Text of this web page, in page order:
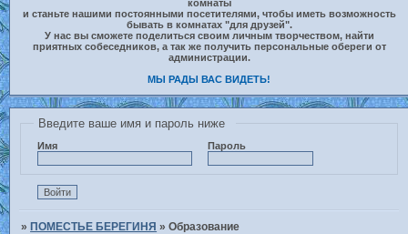
комнаты
и станьте нашими постоянными посетителями, чтобы иметь возможность
бывать в комнатах "для друзей".
У нас вы сможете поделиться своим личным творчеством, найти
приятных собеседников, а так же получить персональные обереги от
администрации.
МЫ РАДЫ ВАС ВИДЕТЬ!
Введите ваше имя и пароль ниже
Имя Пароль
»ПОМЕСТЬЕ БЕРЕГИНЯ »Образование